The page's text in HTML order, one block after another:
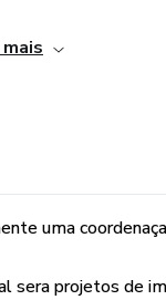
os recursos
a organização
uma
sera projetos de